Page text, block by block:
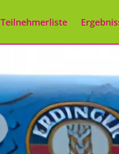
Teilnehmerliste